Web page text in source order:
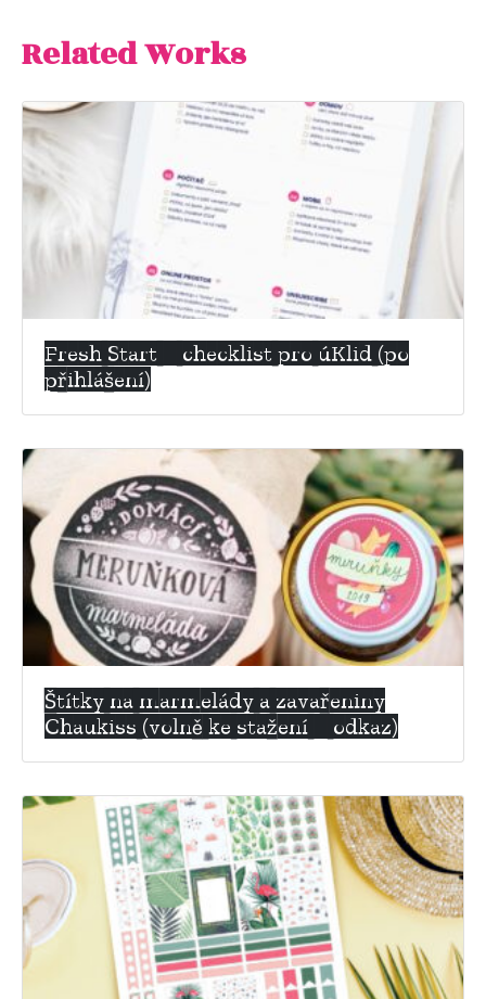
Related Works
Fresh Start – checklist pro úKlid (po
přihlášení)
Štítky na marmelády a zavařeniny
Chaukiss (volně ke stažení – odkaz)